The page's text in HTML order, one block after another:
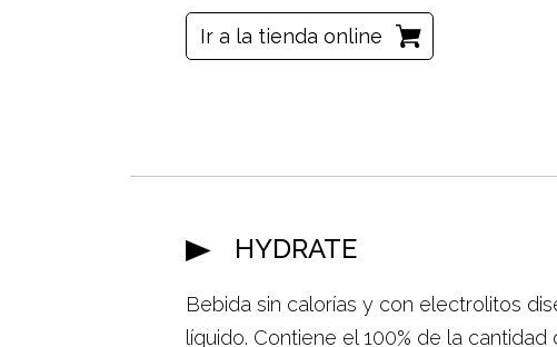
Ir a la tienda online
HYDRATE
Bebida sin calorías y con electrolitos
líquido. Contiene el 100% de la